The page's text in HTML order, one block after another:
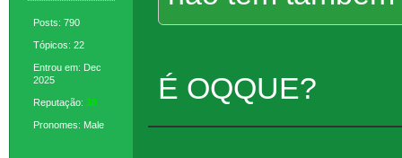
Posts: 790
Tópicos: 22
Entrou em: Dec
2025
Reputação: 38
Pronomes: Male
É OQQUE?